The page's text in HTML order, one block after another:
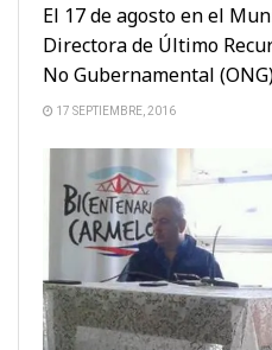
El 17 de agosto en el
Directora de Último
No Gubernamental
17 SEPTIEMBRE, 2016